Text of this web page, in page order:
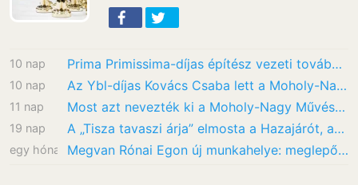
10 nap Prima Primissima-díjas építész vezeti tovább a MOME-t
10 nap Az Ybl-díjas Kovács Csaba lett a Moholy-Nagy Művészeti Egyetem rektora
11 nap Most azt nevezték ki a Moholy-Nagy Művészeti Egyetem rektorává, akit az intézmény akart
19 nap A „Tisza tavaszi árja” elmosta a Hazajárót, az MTVA szerződést bontott a műsor készítőivel
egy hónap Megvan Rónai Egon új munkahelye: meglepő, hol kapott kiemelkedő feladatot a műsorvezető